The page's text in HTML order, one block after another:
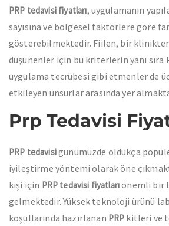
PRP tedavisi fiyatları, uygulamanın
sayısına ve bölgesel faktörlere göre
gösterebilmektedir. Fiilen, bir
düşünenler için bu kriterlerin yanı sıra
uygulama tecrübesi gibi etmenler de
etkileyen unsurlar arasında yer
Prp Tedavisi
PRP tedavisigünümüzde oldukça
iyileştirme yöntemi olarak öne
kişi için PRP tedavisi fiyatlarıönemli bir
gelmektedir. Yüksek teknoloji ürünü
koşullarında hazırlanan PRP kitleri ve